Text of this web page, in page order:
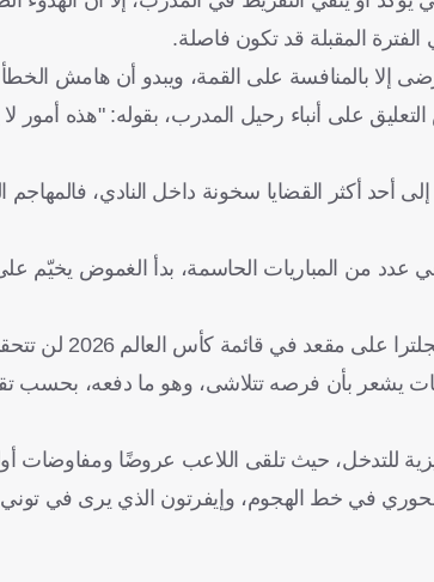
المقبلة قد تكون فاصلة.
إلا بالمنافسة على القمة، ويبدو أن هامش
على أنباء رحيل المدرب، بقوله: "هذه أمور
أحد أكثر القضايا سخونة داخل النادي،
عدد من المباريات الحاسمة، بدأ الغموض يخيّم
توني يدرك جيدًا
يشعر بأن فرصه تتلاشى، وهو ما دفعه، بحسب
للتدخل، حيث تلقى اللاعب عروضًا ومفاوضات
في خط الهجوم، وإيفرتون الذي يرى في توني